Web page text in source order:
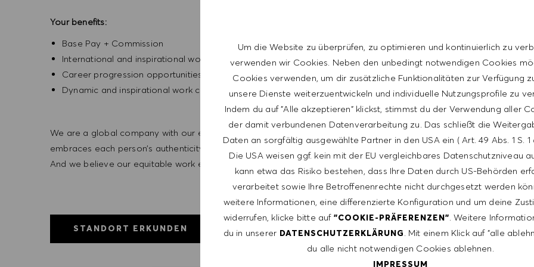
Um die Website zu überprüfen, zu optimieren und kontinuierlich zu
verwenden wir Cookies. Neben den unbedingt notwendigen Cookies
Cookies verwenden, um dir zusätzliche Funktionalitäten zur Verfügung
unsere Dienste weiterzuentwickeln und individuelle Nutzungsprofile zu
Indem du auf "Alle akzeptieren" klickst, stimmst du der Verwendung aller
der damit verbundenen Datenverarbeitung zu. Das schließt die
Daten an sorgfältig ausgewählte Partner in den USA ein ( Art. 49 Abs. 1 S. 1
Die USA weisen ggf. kein mit der EU vergleichbares Datenschutzniveau
kann etwa das Risiko bestehen, dass Ihre Daten durch US-Behörden
verarbeitet sowie Ihre Betroffenenrechte nicht durchgesetzt werden
weitere Informationen, eine differenzierte Konfiguration und um deine
widerrufen, klicke bitte auf "COOKIE-PRÄFERENZEN". Weitere
du in unserer DATENSCHUTZERKLÄRUNG. Mit einem Klick auf "alle
du alle nicht notwendigen Cookies ablehnen.
IMPRESSUM
Your benefits:
Base Pay + Commission
International and inspirational working environment
Career progression opportunities
Dynamic and inspirational work culture
We are a global company with our employees representative of the world at large. Our inclusive culture
embraces each person’s authenticity and individuality. We are committed to equal employment opportunity.
And we believe our equitable work environment helps unleash your full potential and inspires you to thrive.
STANDORT ERKUNDEN